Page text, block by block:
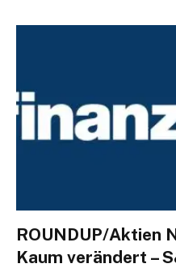
ROUNDUP/Aktien
Kaum verändert –